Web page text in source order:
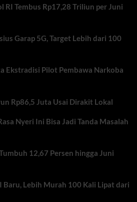
RI Tembus Rp17,28 Triliun per Juni
Garap 5G, Target Lebih dari 100
Ekstradisi Pilot Pembawa Narkoba
Rp86,5 Juta Usai Dirakit Lokal
Nyeri Ini Bisa Jadi Tanda Masalah
12,67 Persen hingga Juni
Baru, Lebih Murah 100 Kali Lipat dari